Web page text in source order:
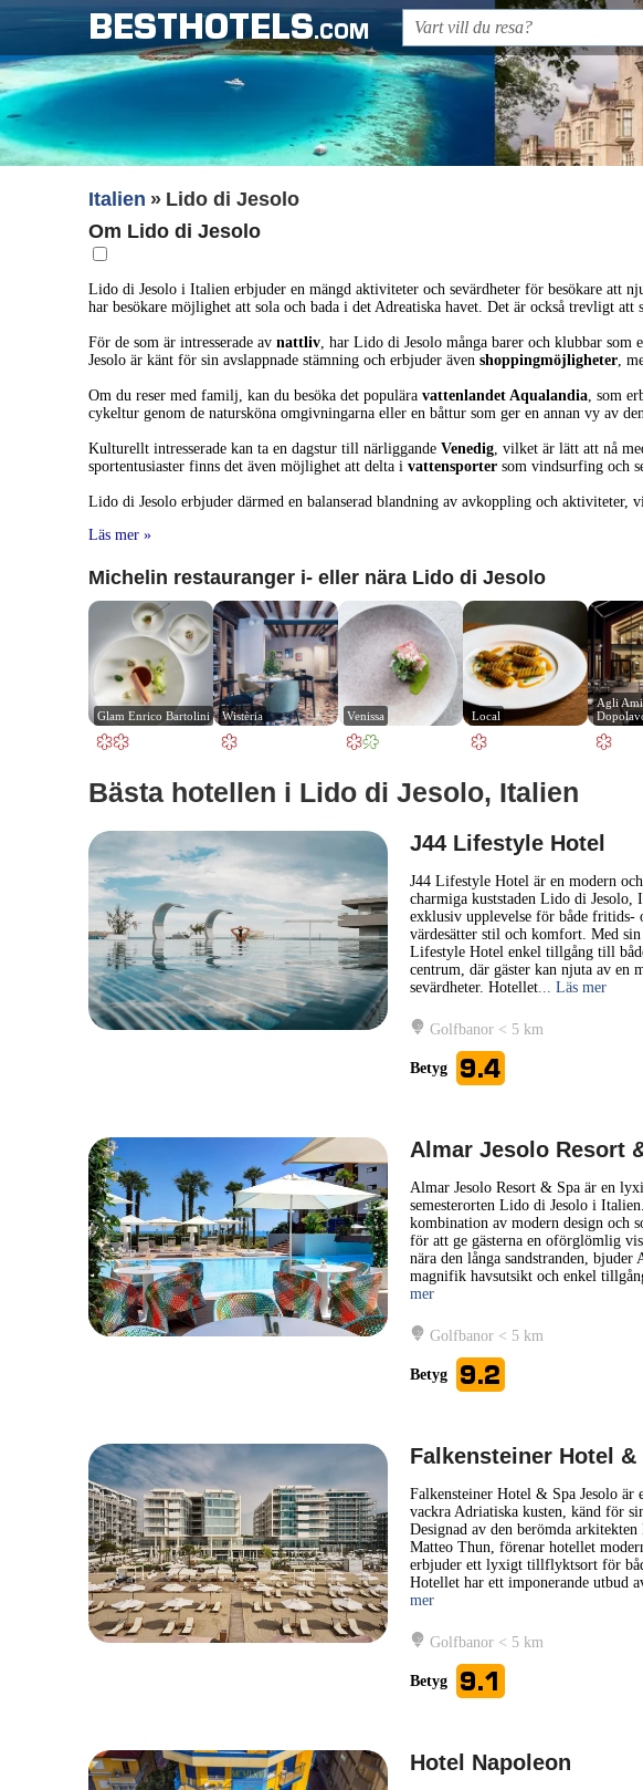
BESTHOTELS.COM
Italien
Lido di Jesolo
Om Lido di Jesolo
Lido di Jesolo i Italien erbjuder en mängd aktiviteter och sevärdheter för besökare att
har besökare möjlighet att sola och bada i det Adreatiska havet. Det är också trevligt
För de som är intresserade avnattliv, har Lido di Jesolo många barer och klubbar
Jesolo är känt för sin avslappnade stämning och erbjuder ävenshoppingmöjligheter,
Om du reser med familj, kan du besöka det populäravattenlandet Aqualandia, som
cykeltur genom de natursköna omgivningarna eller en båttur som ger en annan vy av
Kulturellt intresserade kan ta en dagstur till närliggandeVenedig, vilket är lätt att nå
sportentusiaster finns det även möjlighet att delta ivattensporter som vindsurfing och
Lido di Jesolo erbjuder därmed en balanserad blandning av avkoppling och
Läs mer »
Michelin restauranger i- eller nära Lido di Jesolo
Glam Enrico Bartolini Wistèria Venissa Local
Agli
Bästa hotellen i Lido di Jesolo, Italien
J44 Lifestyle Hotel
J44 Lifestyle Hotel är en modern
charmiga kuststaden Lido di Jesolo,
exklusiv upplevelse för både fritids-
värdesätter stil och komfort. Med
Lifestyle Hotel enkel tillgång till
centrum, där gäster kan njuta av en
sevärdheter. Hotellet... Läs mer
Golfbanor < 5 km
Betyg 9.4
Almar Jesolo Resort
Almar Jesolo Resort & Spa är en
semesterorten Lido di Jesolo i
kombination av modern design och
för att ge gästerna en oförglömlig
nära den långa sandstranden, bjuder
magnifik havsutsikt och enkel
mer
Golfbanor < 5 km
Betyg 9.2
Falkensteiner Hotel &
Falkensteiner Hotel & Spa Jesolo är
vackra Adriatiska kusten, känd för
Designad av den berömda
Matteo Thun, förenar hotellet
erbjuder ett lyxigt tillflyktsort för
Hotellet har ett imponerande utbud
mer
Golfbanor < 5 km
Betyg 9.1
Hotel Napoleon